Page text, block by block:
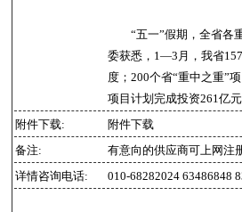
“五一”假期，全省各重
委获悉，1—3月，我省
度；200个省“重中之重”
项目计划完成投资261亿
附件下载:
附件下载
备注:
有意向的供应商可上网注
详情咨询电话:
010-68282024 63486848